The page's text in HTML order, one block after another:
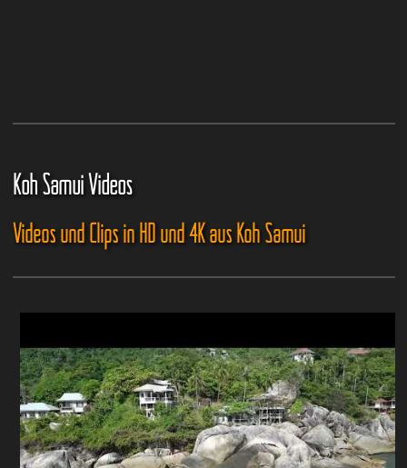
Koh Samui Videos
Videos und Clips in HD und 4K aus Koh Samui